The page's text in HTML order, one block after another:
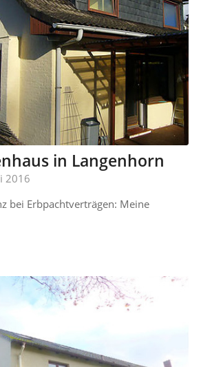
in Langenhorn
2016
bei Erbpachtverträgen: Meine